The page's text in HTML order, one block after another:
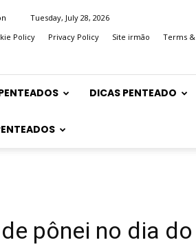
Tuesday, July 28, 2026
Policy Privacy Policy Site irmão Terms
DICAS PENTEADO
pônei no dia do